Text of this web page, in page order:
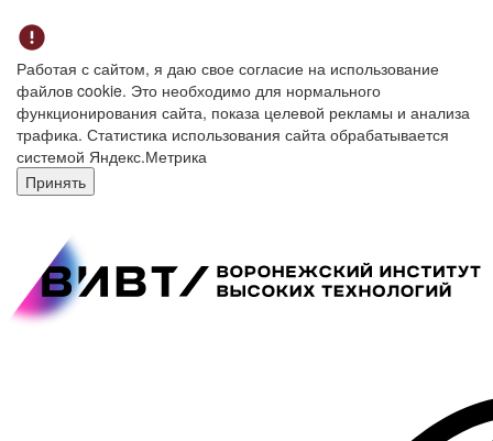
Работая с сайтом, я даю свое согласие на использование
файлов cookie. Это необходимо для нормального
функционирования сайта, показа целевой рекламы и анализа
трафика. Статистика использования сайта обрабатывается
системой Яндекс.Метрика
Принять